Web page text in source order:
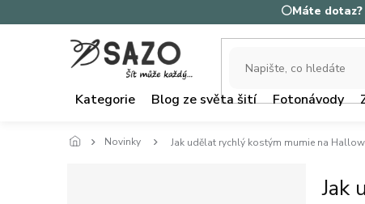
na
⚪Máte
Kategorie Blog ze světa šití Fotonávody
Novinky Jak udělat rychlý kostým mumie na
Jak